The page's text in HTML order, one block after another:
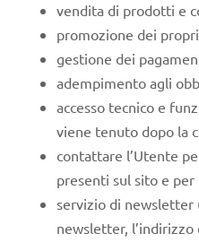
vendita di prodotti e
promozione dei
gestione dei
adempimento agli
accesso tecnico e
viene tenuto dopo la
contattare l’Utente
presenti sul sito e
servizio di newsletter
newsletter,